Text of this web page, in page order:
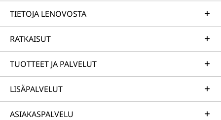
TIETOJA LENOVOSTA
RATKAISUT
TUOTTEET JA PALVELUT
LISÄPALVELUT
ASIAKASPALVELU